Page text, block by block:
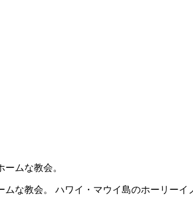
ムな教会。
な教会。 ハワイ・マウイ島のホーリー